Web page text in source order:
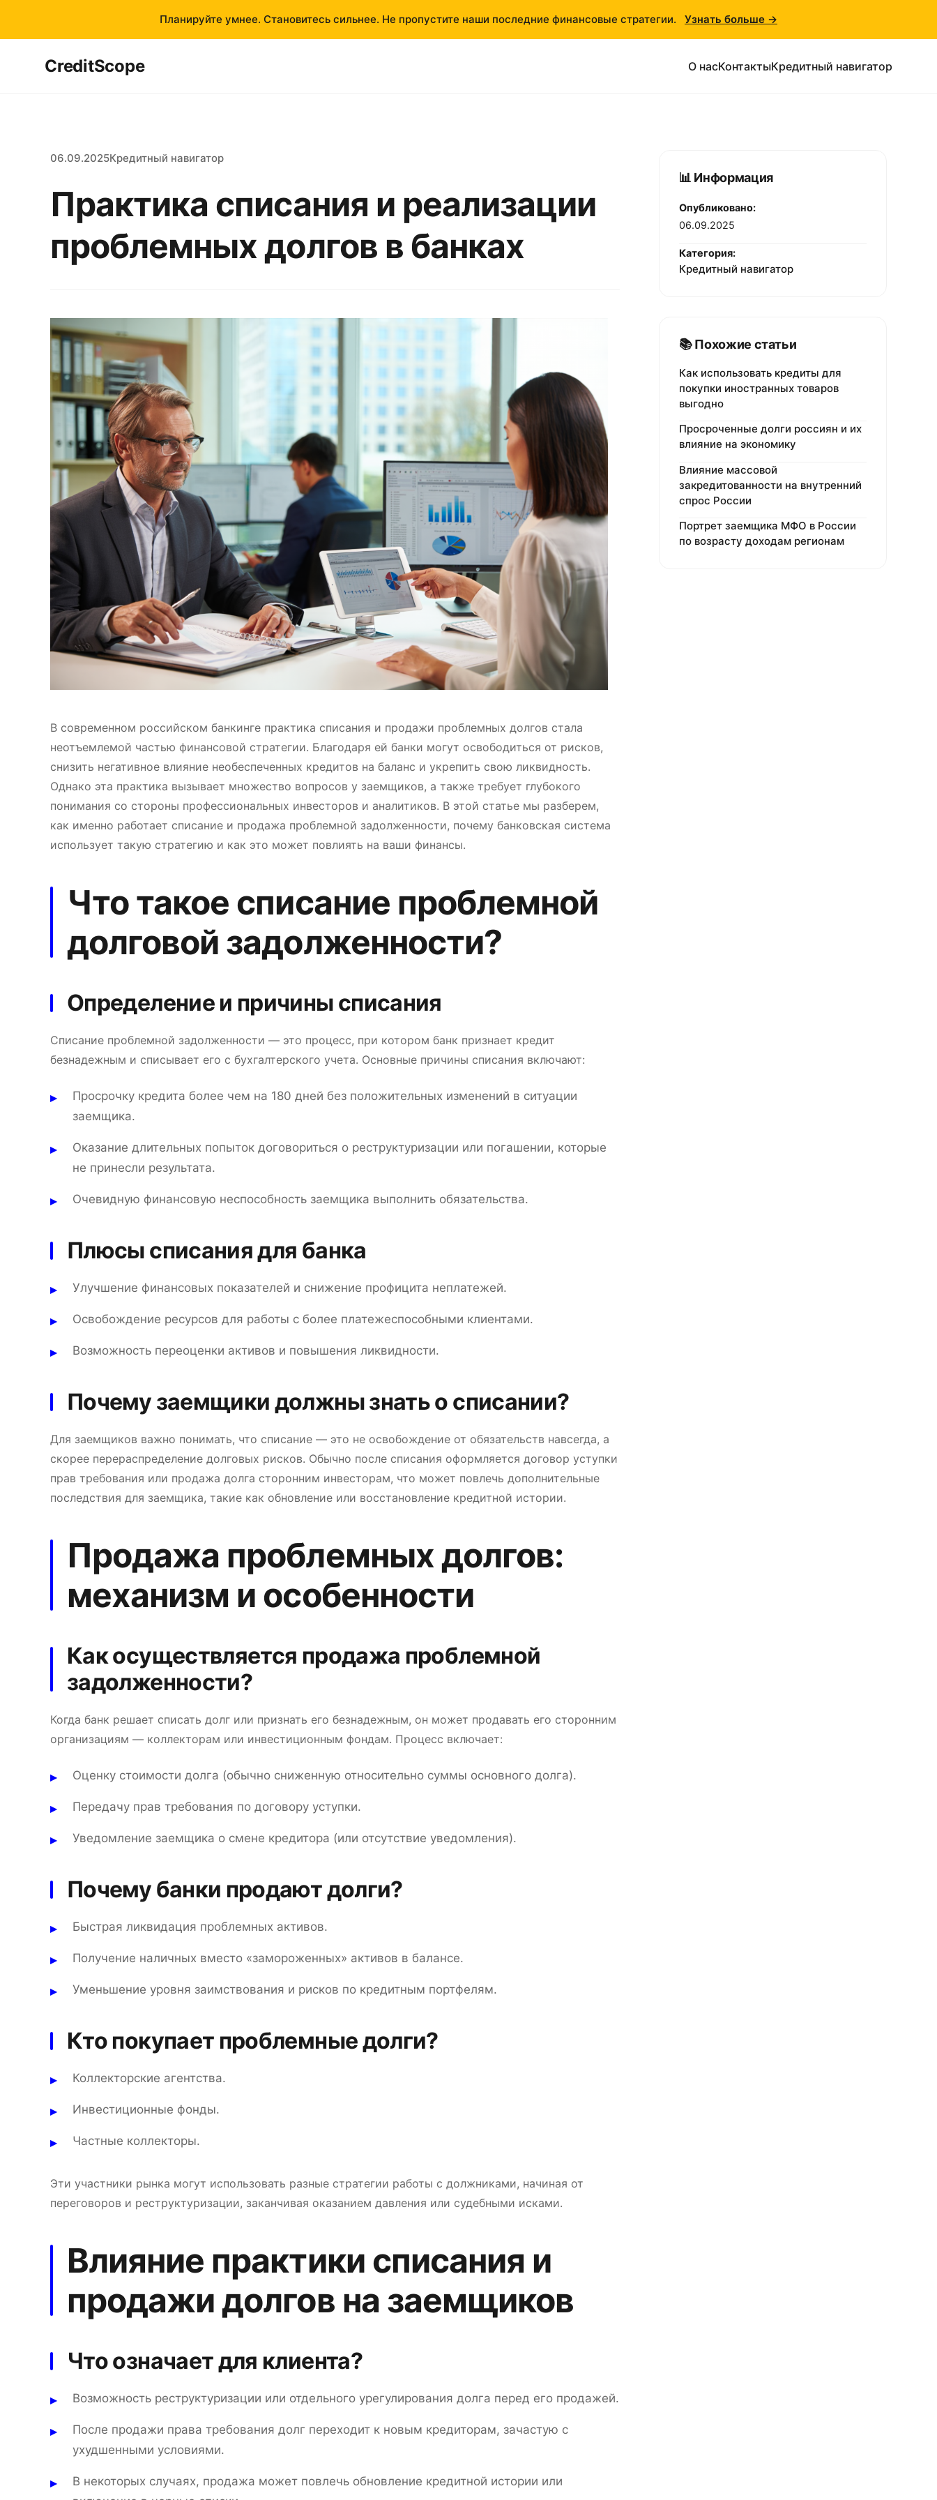
Планируйте умнее. Становитесь сильнее. Не пропустите наши последние финансовые стратегии. Узнать больше →
CreditScope О насКонтактыКредитный навигатор
06.09.2025Кредитный навигатор
Практика списания и реализации
проблемных долгов в банках
В современном российском банкинге практика списания и продажи проблемных долгов стала
неотъемлемой частью финансовой стратегии. Благодаря ей банки могут освободиться от рисков,
снизить негативное влияние необеспеченных кредитов на баланс и укрепить свою ликвидность.
Однако эта практика вызывает множество вопросов у заемщиков, а также требует глубокого
понимания со стороны профессиональных инвесторов и аналитиков. В этой статье мы разберем,
как именно работает списание и продажа проблемной задолженности, почему банковская система
использует такую стратегию и как это может повлиять на ваши финансы.
Что такое списание проблемной
долговой задолженности?
Определение и причины списания
Списание проблемной задолженности — это процесс, при котором банк признает кредит
безнадежным и списывает его с бухгалтерского учета. Основные причины списания включают:
Просрочку кредита более чем на 180 дней без положительных изменений в ситуации
заемщика.
Оказание длительных попыток договориться о реструктуризации или погашении, которые
не принесли результата.
Очевидную финансовую неспособность заемщика выполнить обязательства.
Плюсы списания для банка
Улучшение финансовых показателей и снижение профицита неплатежей.
Освобождение ресурсов для работы с более платежеспособными клиентами.
Возможность переоценки активов и повышения ликвидности.
Почему заемщики должны знать о списании?
Для заемщиков важно понимать, что списание — это не освобождение от обязательств навсегда, а
скорее перераспределение долговых рисков. Обычно после списания оформляется договор уступки
прав требования или продажа долга сторонним инвесторам, что может повлечь дополнительные
последствия для заемщика, такие как обновление или восстановление кредитной истории.
Продажа проблемных долгов:
механизм и особенности
Как осуществляется продажа проблемной
задолженности?
Когда банк решает списать долг или признать его безнадежным, он может продавать его сторонним
организациям — коллекторам или инвестиционным фондам. Процесс включает:
Оценку стоимости долга (обычно сниженную относительно суммы основного долга).
Передачу прав требования по договору уступки.
Уведомление заемщика о смене кредитора (или отсутствие уведомления).
Почему банки продают долги?
Быстрая ликвидация проблемных активов.
Получение наличных вместо «замороженных» активов в балансе.
Уменьшение уровня заимствования и рисков по кредитным портфелям.
Кто покупает проблемные долги?
Коллекторские агентства.
Инвестиционные фонды.
Частные коллекторы.
Эти участники рынка могут использовать разные стратегии работы с должниками, начиная от
переговоров и реструктуризации, заканчивая оказанием давления или судебными исками.
Влияние практики списания и
продажи долгов на заемщиков
Что означает для клиента?
Возможность реструктуризации или отдельного урегулирования долга перед его продажей.
После продажи права требования долг переходит к новым кредиторам, зачастую с
ухудшенными условиями.
В некоторых случаях, продажа может повлечь обновление кредитной истории или
📊 Информация
Опубликовано:
06.09.2025
Категория:
Кредитный навигатор
📚 Похожие статьи
Как использовать кредиты для
покупки иностранных товаров
выгодно
Просроченные долги россиян и их
влияние на экономику
Влияние массовой
закредитованности на внутренний
спрос России
Портрет заемщика МФО в России
по возрасту доходам регионам